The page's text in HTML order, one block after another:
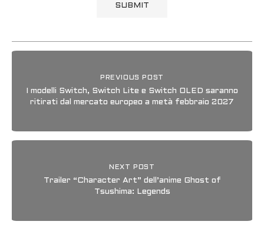
PREVIOUS POST
I modelli Switch, Switch Lite e Switch OLED saranno
ritirati dal mercato europeo a metà febbraio 2027
NEXT POST
Trailer “Character Art” dell’anime Ghost of
Tsushima: Legends